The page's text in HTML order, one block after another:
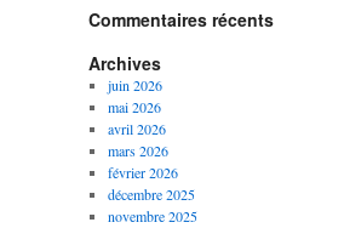
Commentaires récents
Archives
juin 2026
mai 2026
avril 2026
mars 2026
février 2026
décembre 2025
novembre 2025